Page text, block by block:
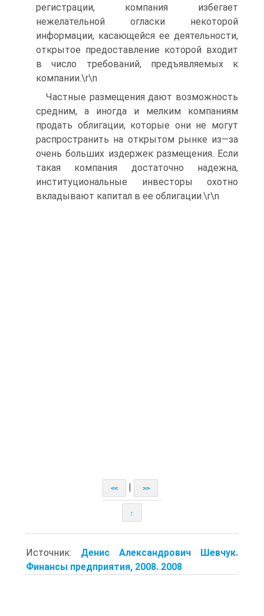
регистрации, компания избегает
нежелательной огласки некоторой
информации, касающейся ее деятельности,
открытое предоставление которой входит
в число требований, предъявляемых к
компании.\r\n
Частные размещения дают возможность
средним, а иногда и мелким компаниям
продать облигации, которые они не могут
распространить на открытом рынке из—за
очень больших издержек размещения. Если
такая компания достаточно надежна,
институциональные инвесторы охотно
вкладывают капитал в ее облигации.\r\n
<< >>
↑
Источник: Денис Александрович Шевчук.
Финансы предприятия, 2008. 2008